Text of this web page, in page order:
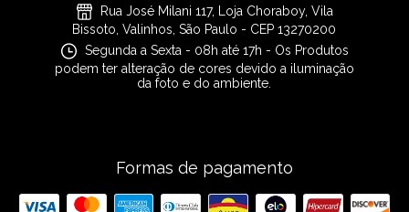
Rua José Milani 117, Loja Choraboy, Vila
Bissoto, Valinhos, São Paulo - CEP 13270200
Segunda a Sexta - 08h até 17h - Os Produtos
podem ter alteração de cores devido a iluminação
da foto e do ambiente.
Formas de pagamento